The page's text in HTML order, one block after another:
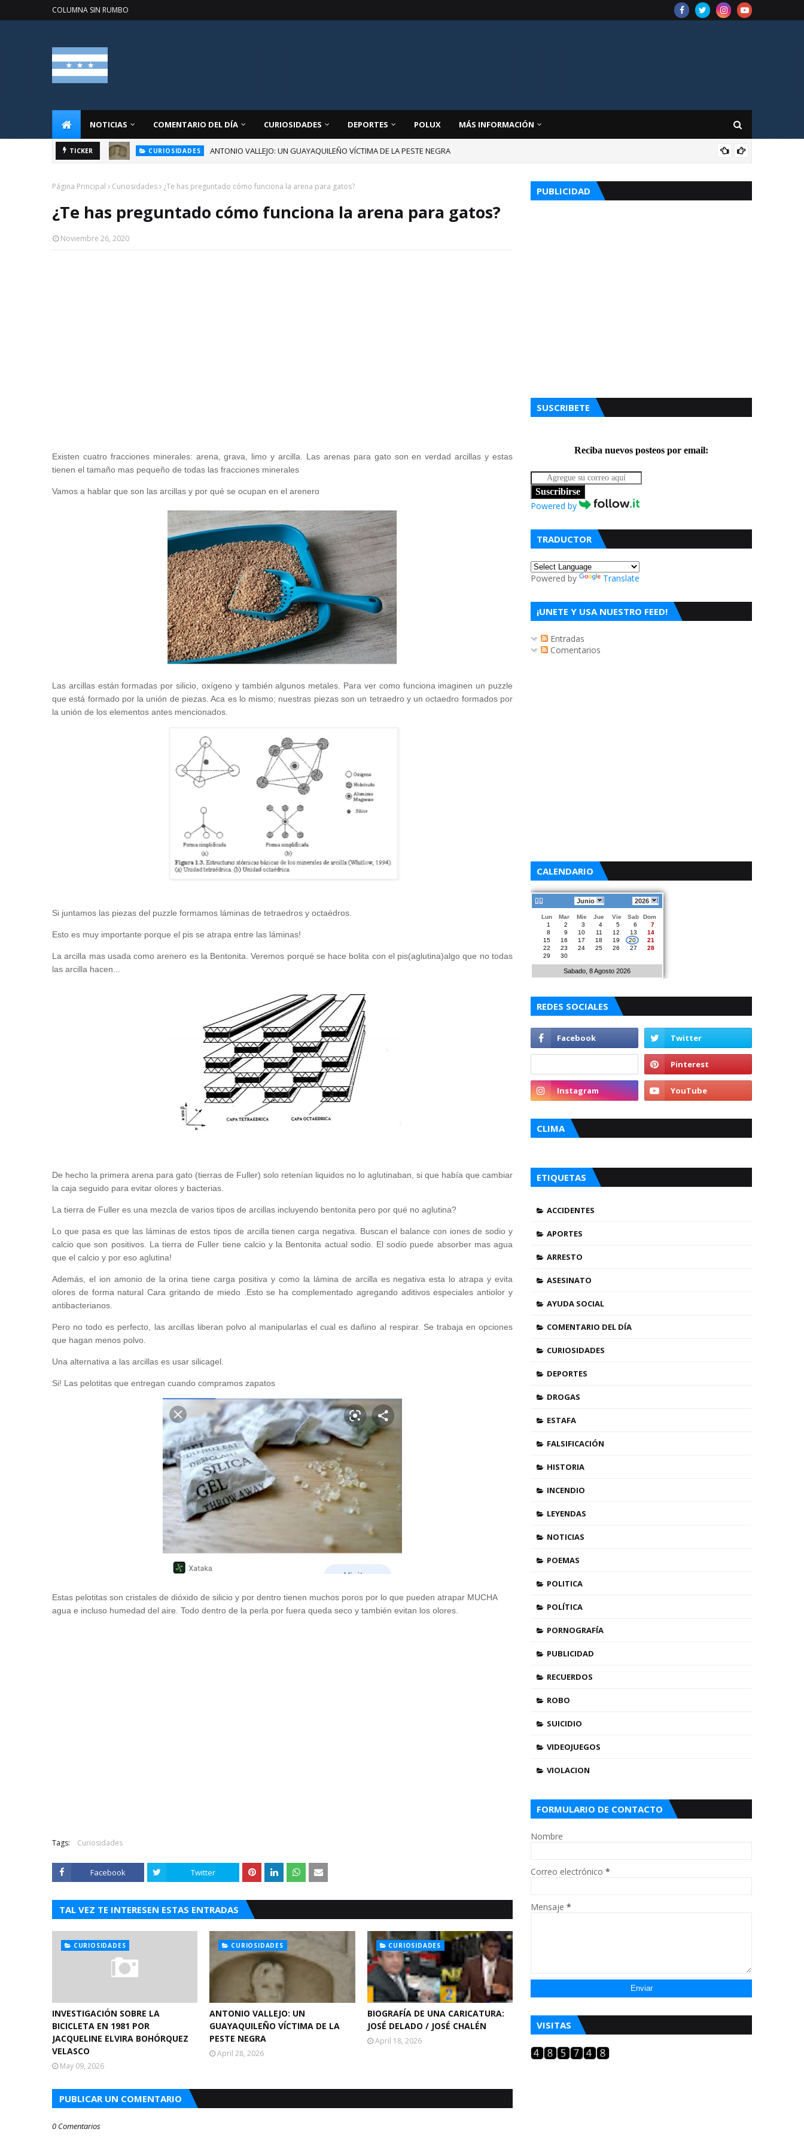
COLUMNA SIN RUMBO
NOTICIAS COMENTARIO DEL DÍA CURIOSIDADES DEPORTES POLUX MÁS INFORMACIÓN
TICKER CURIOSIDADES ANTONIO VALLEJO: UN GUAYAQUILEÑO VÍCTIMA DE LA PESTE NEGRA
Página Principal Curiosidades ¿Te has preguntado cómo funciona la arena para gatos?
¿Te has preguntado cómo funciona la arena para gatos?
Noviembre 26, 2020
Existen cuatro fracciones minerales: arena, grava, limo y arcilla. Las arenas para gato son en verdad arcillas y estas
tienen el tamaño mas pequeño de todas las fracciones minerales
Vamos a hablar que son las arcillas y por qué se ocupan en el arenero
Las arcillas están formadas por silicio, oxígeno y también algunos metales. Para ver como funciona imaginen un puzzle
que está formado por la unión de piezas. Aca es lo mismo; nuestras piezas son un tetraedro y un octaedro formados por
la unión de los elementos antes mencionados.
Si juntamos las piezas del puzzle formamos láminas de tetraedros y octaédros.
Esto es muy importante porque el pis se atrapa entre las láminas!
La arcilla mas usada como arenero es la Bentonita. Veremos porqué se hace bolita con el pis(aglutina)algo que no todas
las arcilla hacen...
De hecho la primera arena para gato (tierras de Fuller) solo retenían liquidos no lo aglutinaban, si que había que cambiar
la caja seguido para evitar olores y bacterias.
La tierra de Fuller es una mezcla de varios tipos de arcillas incluyendo bentonita pero por qué no aglutina?
Lo que pasa es que las láminas de estos tipos de arcilla tienen carga negativa. Buscan el balance con iones de sodio y
calcio que son positivos. La tierra de Fuller tiene calcio y la Bentonita actual sodio. El sodio puede absorber mas agua
que el calcio y por eso aglutina!
Además, el ion amonio de la orina tiene carga positiva y como la lámina de arcilla es negativa esta lo atrapa y evita
olores de forma natural Cara gritando de miedo .Esto se ha complementado agregando aditivos especiales antiolor y
antibacterianos.
Pero no todo es perfecto, las arcillas liberan polvo al manipularlas el cual es dañino al respirar. Se trabaja en opciones
que hagan menos polvo.
Una alternativa a las arcillas es usar silicagel.
Si! Las pelotitas que entregan cuando compramos zapatos
Estas pelotitas son cristales de dióxido de silicio y por dentro tienen muchos poros por lo que pueden atrapar MUCHA
agua e incluso humedad del aire. Todo dentro de la perla por fuera queda seco y también evitan los olores.
Tags: Curiosidades
Facebook Twitter
TAL VEZ TE INTERESEN ESTAS ENTRADAS
CURIOSIDADES
INVESTIGACIÓN SOBRE LA
BICICLETA EN 1981 POR
JACQUELINE ELVIRA BOHÓRQUEZ
VELASCO
May 09, 2026
CURIOSIDADES
ANTONIO VALLEJO: UN
GUAYAQUILEÑO VÍCTIMA DE LA
PESTE NEGRA
April 28, 2026
CURIOSIDADES
BIOGRAFÍA DE UNA CARICATURA:
JOSÉ DELADO / JOSÉ CHALÉN
April 18, 2026
PUBLICAR UN COMENTARIO
0 Comentarios
PUBLICIDAD
SUSCRIBETE
Reciba nuevos posteos por email:
Suscribirse
Powered by
TRADUCTOR
Powered by Translate
¡UNETE Y USA NUESTRO FEED!
Entradas
Comentarios
CALENDARIO
Junio 2026
Lun Mar Mie Jue Vie Sab
Dom
1
2 3 4 5 6
7
8
9 10 11 12 13
14
15
16 17 18 19 20
21
22
23 24 25 26 27
28
29
30
Sabado, 8 Agosto 2026
REDES SOCIALES
CLIMA
ETIQUETAS
ACCIDENTES
APORTES
ARRESTO
ASESINATO
AYUDA SOCIAL
COMENTARIO DEL DÍA
CURIOSIDADES
DEPORTES
DROGAS
ESTAFA
FALSIFICACIÓN
HISTORIA
INCENDIO
LEYENDAS
NOTICIAS
POEMAS
POLITICA
POLÍTICA
PORNOGRAFÍA
PUBLICIDAD
RECUERDOS
ROBO
SUICIDIO
VIDEOJUEGOS
VIOLACION
FORMULARIO DE CONTACTO
Nombre
Correo electrónico *
Mensaje *
VISITAS